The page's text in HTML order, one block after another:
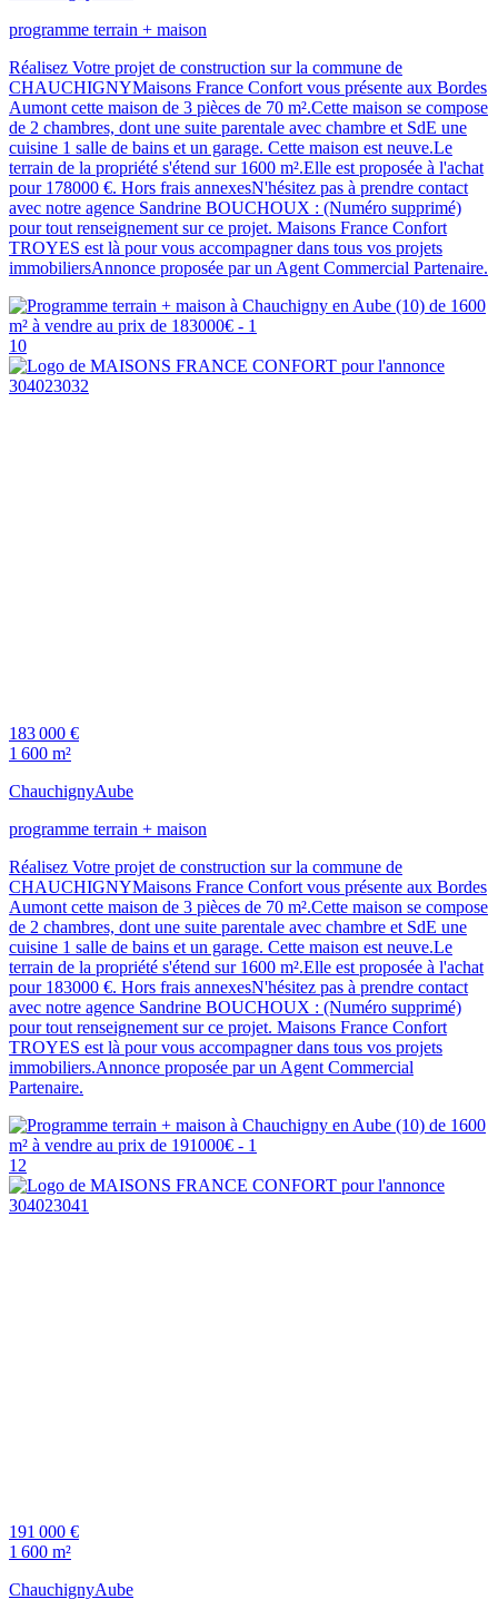
programme terrain + maison
Réalisez Votre projet de construction sur la commune de
CHAUCHIGNYMaisons France Confort vous présente aux Bordes
Aumont cette maison de 3 pièces de 70 m².Cette maison se compose
de 2 chambres, dont une suite parentale avec chambre et SdE une
cuisine 1 salle de bains et un garage. Cette maison est neuve.Le
terrain de la propriété s'étend sur 1600 m².Elle est proposée à l'achat
pour 178000 €. Hors frais annexesN'hésitez pas à prendre contact
avec notre agence Sandrine BOUCHOUX : (Numéro supprimé)
pour tout renseignement sur ce projet. Maisons France Confort
TROYES est là pour vous accompagner dans tous vos projets
immobiliersAnnonce proposée par un Agent Commercial Partenaire.
10
183 000 €
1 600 m²
ChauchignyAube
programme terrain + maison
Réalisez Votre projet de construction sur la commune de
CHAUCHIGNYMaisons France Confort vous présente aux Bordes
Aumont cette maison de 3 pièces de 70 m².Cette maison se compose
de 2 chambres, dont une suite parentale avec chambre et SdE une
cuisine 1 salle de bains et un garage. Cette maison est neuve.Le
terrain de la propriété s'étend sur 1600 m².Elle est proposée à l'achat
pour 183000 €. Hors frais annexesN'hésitez pas à prendre contact
avec notre agence Sandrine BOUCHOUX : (Numéro supprimé)
pour tout renseignement sur ce projet. Maisons France Confort
TROYES est là pour vous accompagner dans tous vos projets
immobiliers.Annonce proposée par un Agent Commercial
Partenaire.
12
191 000 €
1 600 m²
ChauchignyAube